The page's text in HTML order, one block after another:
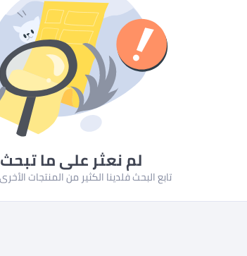
لم نعثر على ما
تابع البحث فلدينا الكثير من المنتجات